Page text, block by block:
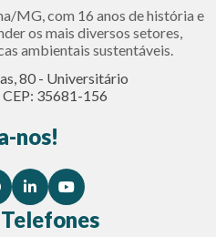
MG, com 16 anos de história e
os mais diversos setores,
ambientais sustentáveis.
80 - Universitário
35681-156
nos!